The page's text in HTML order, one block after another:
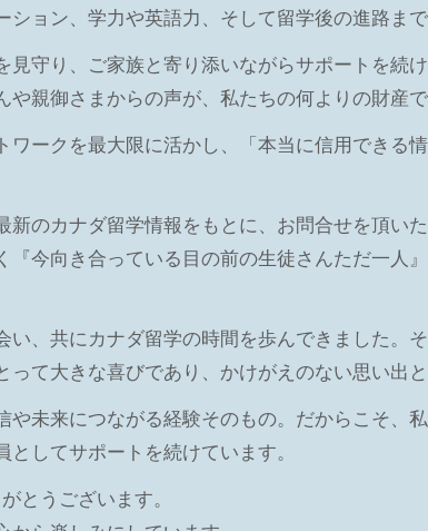
ョン、学力や英語力、そして留学後の進路まで
守り、ご家族と寄り添いながらサポートを続
親御さまからの声が、私たちの何よりの財産で
ークを最大限に活かし、「本当に信用できる
のカナダ留学情報をもとに、お問合せを頂い
今向き合っている目の前の生徒さんただ一人
、共にカナダ留学の時間を歩んできました。
て大きな喜びであり、かけがえのない思い出と
未来につながる経験そのもの。だからこそ、
してサポートを続けています。
とうございます。